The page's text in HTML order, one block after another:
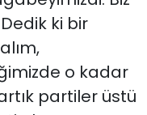
ki bir
o kadar
partiler üstü